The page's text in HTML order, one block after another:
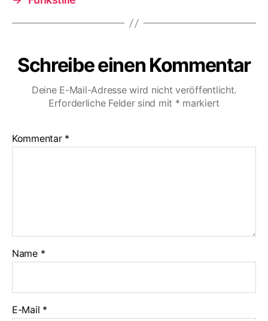
Schreibe einen Kommentar
Deine E-Mail-Adresse wird nicht veröffentlicht.
Erforderliche Felder sind mit * markiert
Kommentar *
Name *
E-Mail *